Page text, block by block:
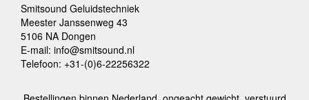
Smitsound Geluidstechniek
Meester Janssenweg 43
5106 NA Dongen
E-mail: info@smitsound.nl
Telefoon: +31-(0)6-22256322